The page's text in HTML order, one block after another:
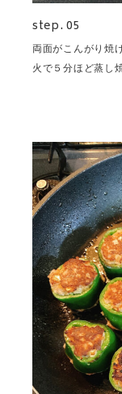
step. 05
両面がこんがり焼
火で５分ほど蒸し